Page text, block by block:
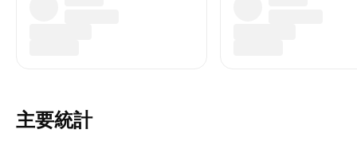
主要統計